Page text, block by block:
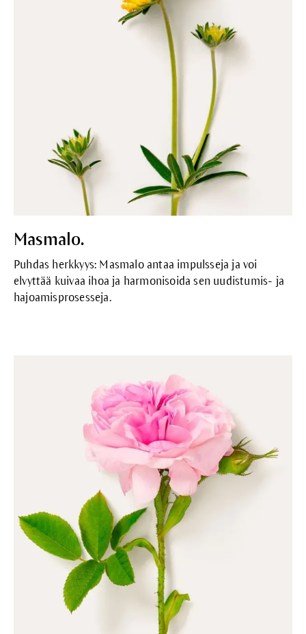
Masmalo.
Puhdas herkkyys: Masmalo antaa impulsseja ja voi
elvyttää kuivaa ihoa ja harmonisoida sen uudistumis- ja
hajoamisprosesseja.